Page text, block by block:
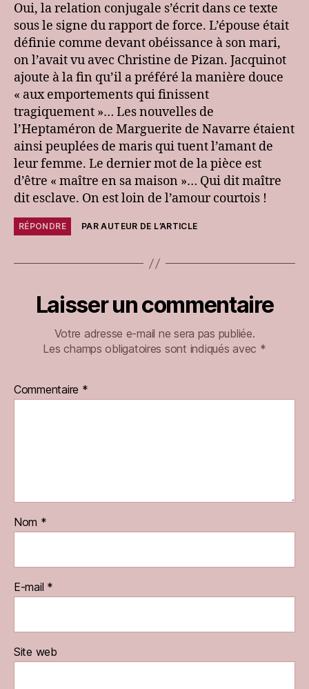
Oui, la relation conjugale s’écrit dans ce texte
sous le signe du rapport de force. L’épouse était
définie comme devant obéissance à son mari,
on l’avait vu avec Christine de Pizan. Jacquinot
ajoute à la fin qu’il a préféré la manière douce
« aux emportements qui finissent
tragiquement »… Les nouvelles de
l’Heptaméron de Marguerite de Navarre étaient
ainsi peuplées de maris qui tuent l’amant de
leur femme. Le dernier mot de la pièce est
d’être « maître en sa maison »… Qui dit maître
dit esclave. On est loin de l’amour courtois !
RÉPONDRE PAR AUTEUR DE L’ARTICLE
Laisser un commentaire
Votre adresse e-mail ne sera pas publiée.
Les champs obligatoires sont indiqués avec *
Commentaire *
Nom *
E-mail *
Site web